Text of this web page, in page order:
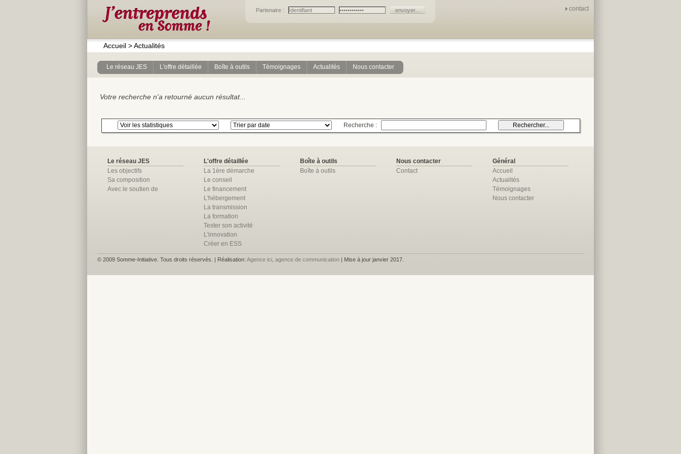
Partenaire : contact
Accueil >Actualités
Le réseau JES L'offre détaillée Boîte à outils Témoignages Actualités Nous contacter
Votre recherche n'a retourné aucun résultat...
Recherche :
Le réseau JES
Les objectifs
Sa composition
Avec le soutien de
L'offre détaillée
La 1ère démarche
Le conseil
Le financement
L'hébergement
La transmission
La formation
Tester son activité
L'innovation
Créer en ESS
Boîte à outils
Boîte à outils
Nous contacter
Contact
Général
Accueil
Actualités
Témoignages
Nous contacter
© 2009 Somme-Initiative. Tous droits réservés. | Réalisation: Agence ici, agence de communication | Mise à jour janvier 2017.